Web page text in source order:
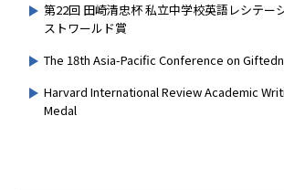
第22回 田崎清忠杯 私立中学校英語レシテー
ストワールド賞
The 18th Asia-Pacific Conference on
Harvard International Review Academic
Medal